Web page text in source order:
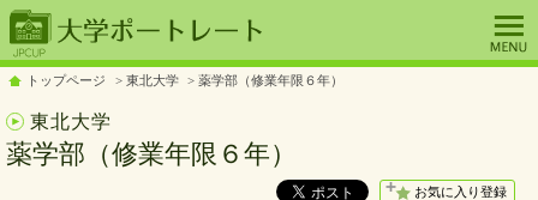
トップページ 東北大学 薬学部（修業年限６年）
東北大学
薬学部（修業年限６年）
お気に入り登録